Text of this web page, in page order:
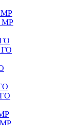
МР
МР
ГО
МР